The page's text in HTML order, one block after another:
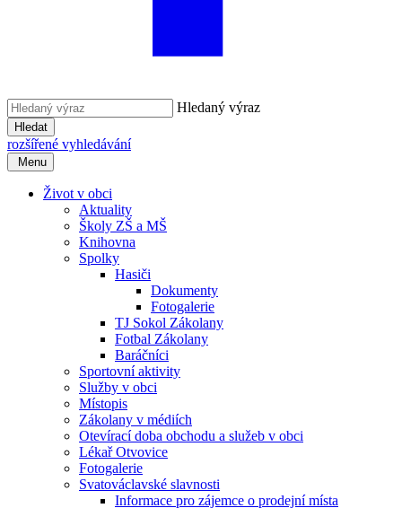
Hledaný výraz
Hledat
rozšířené vyhledávání
Menu
Život v obci
Aktuality
Školy ZŠ a MŠ
Knihovna
Spolky
Hasiči
Dokumenty
Fotogalerie
TJ Sokol Zákolany
Fotbal Zákolany
Baráčníci
Sportovní aktivity
Služby v obci
Místopis
Zákolany v médiích
Otevírací doba obchodu a služeb v obci
Lékař Otvovice
Fotogalerie
Svatováclavské slavnosti
Informace pro zájemce o prodejní místa